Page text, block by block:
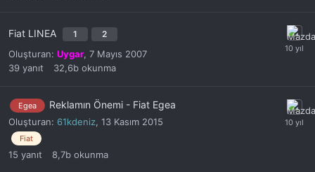
Fiat LINEA 1 2
Oluşturan: Uygar, 7 Mayıs 2007
39 yanıt 32,6b okunma
Egea Reklamın Önemi - Fiat Egea
Oluşturan: 61kdeniz, 13 Kasım 2015
Fiat
15 yanıt 8,7b okunma